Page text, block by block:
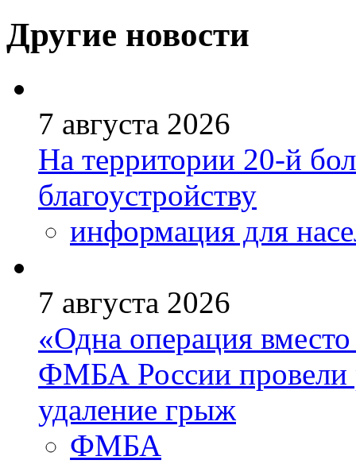
Другие новости
7 августа 2026
На территории 20-й
благоустройству
информация для
7 августа 2026
«Одна операция
ФМБА России провели
удаление грыж
ФМБА